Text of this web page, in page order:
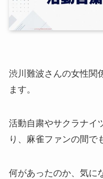
渋川難波さんの女性関
ます。
活動自粛やサクラナイ
り、麻雀ファンの間で
何があったのか、気に